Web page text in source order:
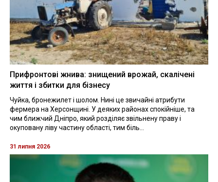
Прифронтові жнива: знищений врожай, скалічені
життя і збитки для бізнесу
Чуйка, бронежилет і шолом. Нині це звичайні атрибути
фермера на Херсонщині. У деяких районах спокійніше, та
чим ближчий Дніпро, який розділяє звільнену праву і
окуповану ліву частину області, тим біль...
31 липня 2026